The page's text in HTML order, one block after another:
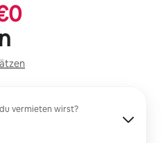
0
vermieten wirst?